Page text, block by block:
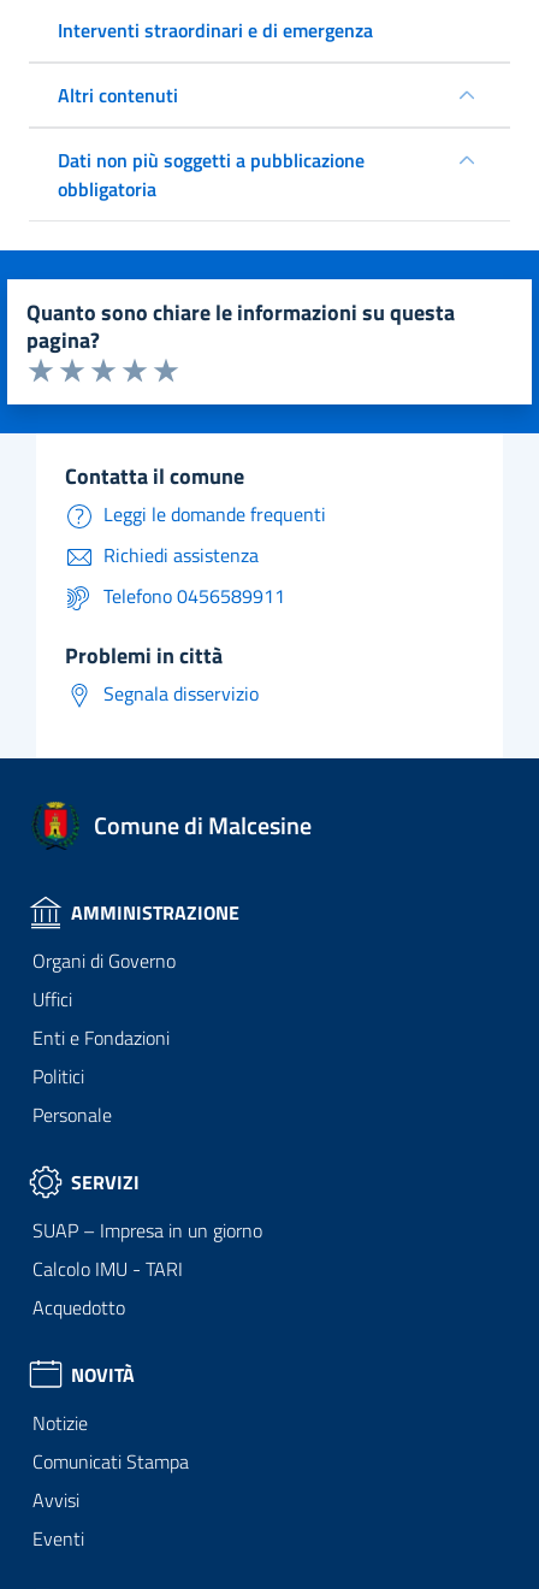
Interventi straordinari e di emergenza
Altri contenuti
Dati non più soggetti a pubblicazione
obbligatoria
quanto sono chiare le informazioni su questa
pagina?
Valuta da 1 a 5 stelle la pagina
Valuta 5 stelle su 5
Valuta 4 stelle su 5
Valuta 3 stelle su 5
Valuta 2 stelle su 5
Valuta 1 stelle su 5
contatta il comune
Leggi le domande frequenti
Richiedi assistenza
Telefono 0456589911
problemi in città
Segnala disservizio
Comune di Malcesine
AMMINISTRAZIONE
Organi di Governo
Uffici
Enti e Fondazioni
Politici
Personale
SERVIZI
SUAP – Impresa in un giorno
Calcolo IMU - TARI
Acquedotto
NOVITÀ
Notizie
Comunicati Stampa
Avvisi
Eventi